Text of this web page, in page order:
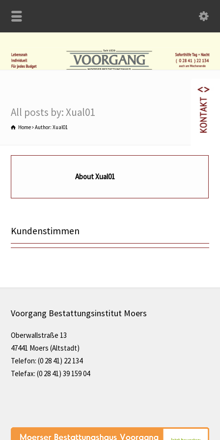
All posts by: Xual01
Home Author: Xual01
About Xual01
Kundenstimmen
Voorgang Bestattungsinstitut Moers
Oberwallstraße 13
47441 Moers (Altstadt)
Telefon: (0 28 41) 22 134
Telefax: (0 28 41) 39 159 04